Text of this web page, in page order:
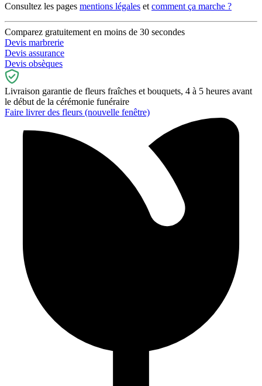
Consultez les pages mentions légales et comment ça marche ?
Comparez gratuitement en moins de 30 secondes
Devis marbrerie
Devis assurance
Devis obsèques
Livraison garantie de fleurs fraîches et bouquets, 4 à 5 heures avant
le début de la cérémonie funéraire
Faire livrer des fleurs (nouvelle fenêtre)